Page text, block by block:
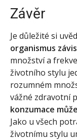
Závěr
Je důležité si
organismus
množství a
životního stylu
rozumném
vážné zdravotní
konzumace
Jako u všech
životnímu stylu